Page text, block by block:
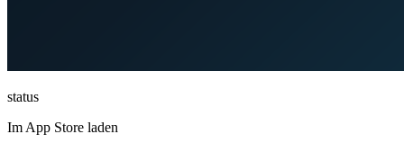
status
Im App Store laden